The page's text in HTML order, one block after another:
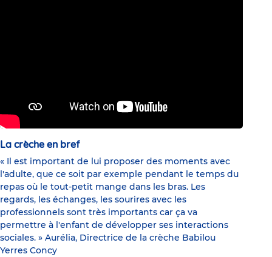
La crèche en bref
« Il est important de lui proposer des moments avec
l'adulte, que ce soit par exemple pendant le temps du
repas où le tout-petit mange dans les bras. Les
regards, les échanges, les sourires avec les
professionnels sont très importants car ça va
permettre à l'enfant de développer ses interactions
sociales. » Aurélia, Directrice de la crèche Babilou
Yerres Concy